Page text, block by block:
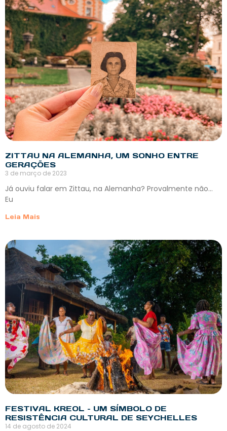
ZITTAU NA ALEMANHA, UM SONHO ENTRE
GERAÇÕES
3 de março de 2023
Já ouviu falar em Zittau, na Alemanha? Provalmente não…
Eu
Leia Mais
FESTIVAL KREOL – UM SÍMBOLO DE
RESISTÊNCIA CULTURAL DE SEYCHELLES
14 de agosto de 2024